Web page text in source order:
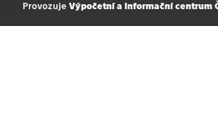
Provozuje Výpočetní a informační centrum